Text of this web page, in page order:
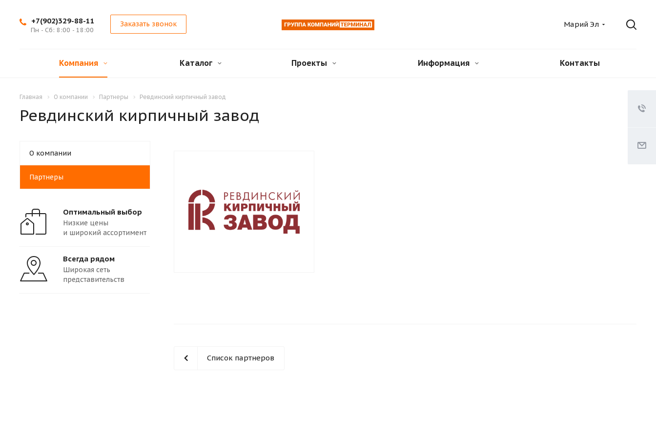
+7(902)329-88-11
Пн - Сб: 8:00 - 18:00
Заказать звонок Марий Эл
Компания Каталог Проекты Информация Контакты
Главная О компании Партнеры Ревдинский кирпичный завод
Ревдинский кирпичный завод
Список партнеров
О компании
Партнеры
Оптимальный выбор
Низкие цены
и широкий ассортимент
Всегда рядом
Широкая сеть
представительств